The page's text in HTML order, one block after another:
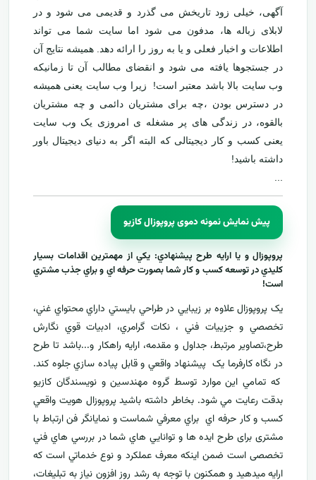
آگهی، خیلی زود تاریخش می گذرد و قدیمی می شود و در
لابلای زباله ها، مدفون می شود اما سایت شما می تواند
اطلاعات و اخبار فعلی و یا به روز را ارائه دهد. همیشه نتایج آن
در جستجوها یافته می شود و انقضای مطالب آن تا زمانیکه
وب سایت بالا باشد معتبر است! زیرا وب سایت یعنی همیشه
در دسترس بودن ،چه برای مشتریان دائمی و چه مشتریان
بالقوه، در زندگی های پر مشغله ی امروزی یک وب سایت
یعنی کسب و کار دیجیتالی که البته اگر به دنیای دیجیتال باور
داشته باشید!
پیش نمایش نمونه دموی پروپوزال کازیو
پروپوزال و يا ارايه طرح پيشنهادي: يکي از مهمترين اقدامات بسيار
کليدي در توسعه کسب و کار شما بصورت حرفه اي و براي جذب مشتري
است!
يک پروپوزال علاوه بر زيبايي در طراحي بايستي داراي محتواي غني،
تخصصي و جزييات فني ، نکات گرامري، ادبيات قوي نگارش
طرح،تصاوير مرتبط، جداول و مقدمه، ارایه راهکار و...باشد تا طرح
در نگاه کارفرما يک پيشنهاد واقعي و قابل پياده سازي جلوه کند.
که تمامي اين موارد توسط گروه مهندسين و نويسندگان کازيو
بدقت رعايت مي شود. بخاطر داشته باشيد پروپوزال هويت واقعي
کسب و کار حرفه اي براي معرفيشماست و نمایانگر فن ارتباط با
مشتری برای طرح ايده ها و توانايي هاي شما در بررسي هاي فني
تخصصی است ضمن اینکه معرف عملکرد و نوع خدماتي است که
ارايه ميدهید و همکنون با توجه به رشد روز افزون نياز به تبليغات،